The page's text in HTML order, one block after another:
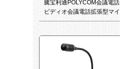
騰宝利通POLYCOM会議電話
ビディオ会議電話拡張型マイ
ク